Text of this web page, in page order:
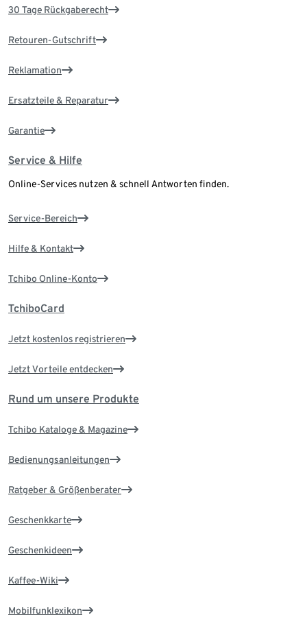
30 Tage Rückgaberecht
Retouren-Gutschrift
Reklamation
Ersatzteile & Reparatur
Garantie
Service & Hilfe
Online-Services nutzen & schnell Antworten finden.
Service-Bereich
Hilfe & Kontakt
Tchibo Online-Konto
TchiboCard
Jetzt kostenlos registrieren
Jetzt Vorteile entdecken
Rund um unsere Produkte
Tchibo Kataloge & Magazine
Bedienungsanleitungen
Ratgeber & Größenberater
Geschenkkarte
Geschenkideen
Kaffee-Wiki
Mobilfunklexikon